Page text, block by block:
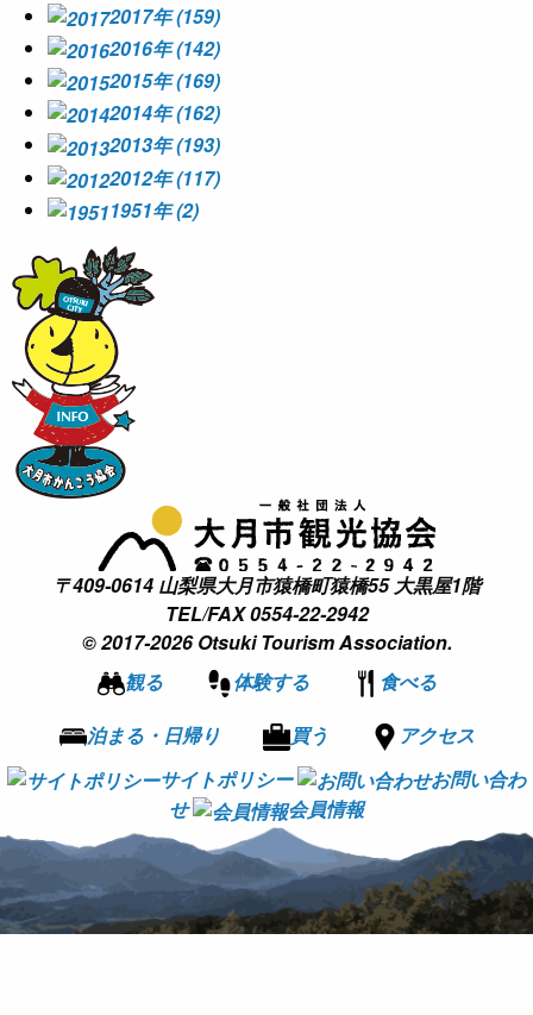
2017年 (159)
2016年 (142)
2015年 (169)
2014年 (162)
2013年 (193)
2012年 (117)
1951年 (2)
〒409-0614 山梨県大月市猿橋町猿橋55 大黒屋1階
TEL/FAX 0554-22-2942
© 2017-2026 Otsuki Tourism Association.
観る
体験する
食べる
泊まる・日帰り
買う
アクセス
サイトポリシー
お問い合わ
せ
会員情報